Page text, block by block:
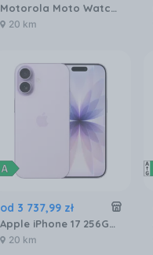
Motorola Moto Watch Stainless Steel (Silver)
20 km
od 3 737,99 zł
Apple iPhone 17 256GB Lawenda
20 km